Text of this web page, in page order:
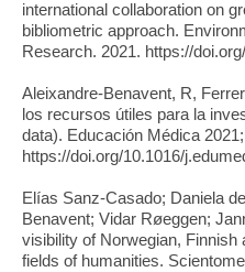
international collaboration on
bibliometric approach.
Research. 2021. https://
Aleixandre-Benavent, R,
los recursos útiles para la
data). Educación Médica
https://doi.org/10.1016/
Elías Sanz-Casado; Daniela
Benavent; Vidar Røeggen;
visibility of Norwegian, Finnish
fields of humanities.